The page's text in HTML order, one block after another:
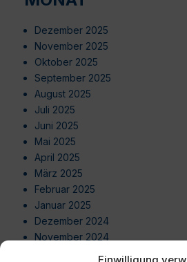
Dezember 2025
November 2025
Oktober 2025
September 2025
August 2025
Juli 2025
Juni 2025
Mai 2025
April 2025
März 2025
Februar 2025
Januar 2025
Dezember 2024
November 2024